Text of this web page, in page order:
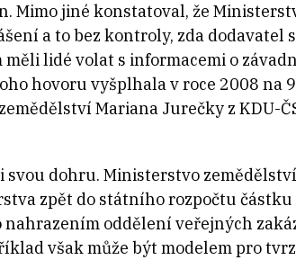
Mimo jiné konstatoval, že
a to bez kontroly, zda
lidé volat s informacemi o
hovoru vyšplhala v roce 2008 na
Mariana Jurečky z KDU-
dohru. Ministerstvo
zpět do státního rozpočtu
oddělení veřejných
však může být modelem pro